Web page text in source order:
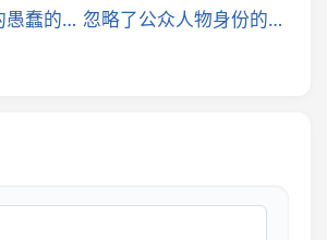
歧视显示了你的愚蠢的傲慢 忽略了公众人物身份的周炜